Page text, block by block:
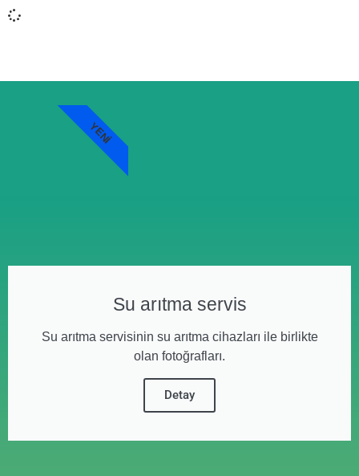
Su arıtma servis
Su arıtma servisinin su arıtma cihazları ile birlikte
olan fotoğrafları.
Detay
YENI